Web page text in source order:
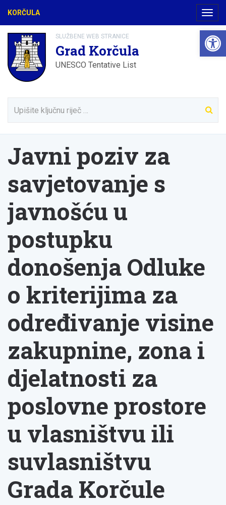
KORČULA
SLUŽBENE WEB STRANICE
Grad Korčula
UNESCO Tentative List
Javni poziv za
savjetovanje s
javnošću u
postupku
donošenja Odluke
o kriterijima za
određivanje visine
zakupnine, zona i
djelatnosti za
poslovne prostore
u vlasništvu ili
suvlasništvu
Grada Korčule